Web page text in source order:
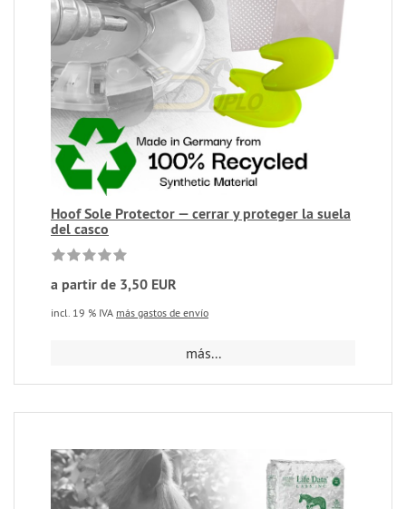
Hoof Sole Protector — cerrar y proteger la suela
del casco
a partir de 3,50 EUR
incl. 19 % IVA más gastos de envío
más...